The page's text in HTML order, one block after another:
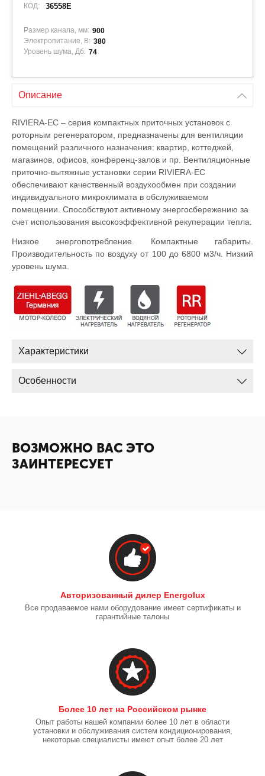
КОД: 36558E
Размер канала, мм: 900
Электропитание, В: 380
Уровень шума, Дб: 74
Описание
RIVIERA-EC – серия компактных приточных установок с
роторным регенератором, предназначены для вентиляции
помещений различного назначения: квартир, коттеджей,
магазинов, офисов, конференц-залов и пр. Вентиляционные
приточно-вытяжные установки серии RIVIERA-EC
обеспечивают качественный воздухообмен при создании
индивидуального микроклимата в обслуживаемом
помещении. Способствуют активному энергосбережению за
счет использования высокоэффективной рекуперации тепла.
Низкое энергопотребление. Компактные габариты.
Производительность по воздуху от 100 до 6800 м3/ч. Низкий
уровень шума.
Характеристики
Особенности
ВОЗМОЖНО ВАС ЭТО
ЗАИНТЕРЕСУЕТ
Авторизованный дилер Energolux
Все продаваемое нами оборудование имеет сертификаты и
гарантийные талоны
Более 10 лет на Российском рынке
Опыт работы нашей компании более 10 лет в области
установки и обслуживания систем кондиционирования,
некоторые специалисты имеют опыт более 20 лет